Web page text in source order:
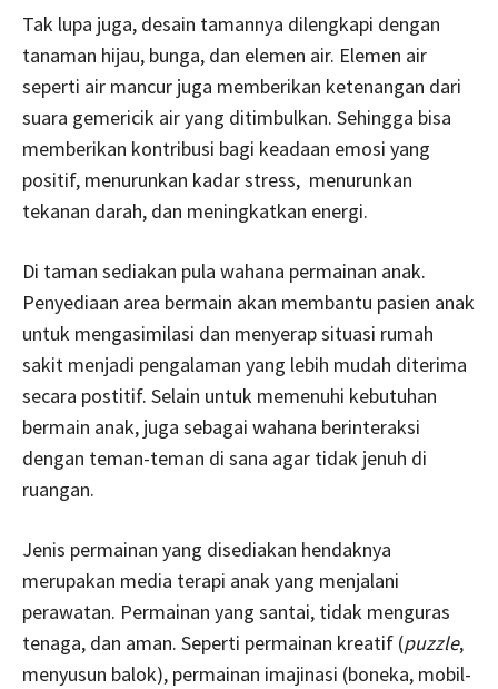
Tak lupa juga, desain tamannya dilengkapi dengan
tanaman hijau, bunga, dan elemen air. Elemen air
seperti air mancur juga memberikan ketenangan dari
suara gemericik air yang ditimbulkan. Sehingga bisa
memberikan kontribusi bagi keadaan emosi yang
positif, menurunkan kadar stress, menurunkan
tekanan darah, dan meningkatkan energi.
Di taman sediakan pula wahana permainan anak.
Penyediaan area bermain akan membantu pasien anak
untuk mengasimilasi dan menyerap situasi rumah
sakit menjadi pengalaman yang lebih mudah diterima
secara postitif. Selain untuk memenuhi kebutuhan
bermain anak, juga sebagai wahana berinteraksi
dengan teman-teman di sana agar tidak jenuh di
ruangan.
Jenis permainan yang disediakan hendaknya
merupakan media terapi anak yang menjalani
perawatan. Permainan yang santai, tidak menguras
tenaga, dan aman. Seperti permainan kreatif (puzzle,
menyusun balok), permainan imajinasi (boneka, mobil-